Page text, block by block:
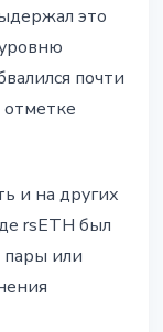
это
почти
отметке
и на других
rsETH был
пары или